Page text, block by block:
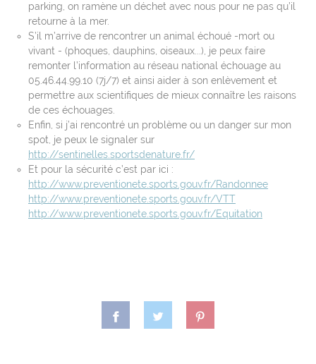
parking, on ramène un déchet avec nous pour ne pas qu’il
retourne à la mer.
S’il m’arrive de rencontrer un animal échoué -mort ou
vivant - (phoques, dauphins, oiseaux...), je peux faire
remonter l’information au réseau national échouage au
05.46.44.99.10 (7j/7) et ainsi aider à son enlèvement et
permettre aux scientifiques de mieux connaître les raisons
de ces échouages.
Enfin, si j’ai rencontré un problème ou un danger sur mon
spot, je peux le signaler sur
http://sentinelles.sportsdenature.fr/
Et pour la sécurité c’est par ici :
http://www.preventionete.sports.gouv.fr/Randonnee
http://www.preventionete.sports.gouv.fr/VTT
http://www.preventionete.sports.gouv.fr/Equitation